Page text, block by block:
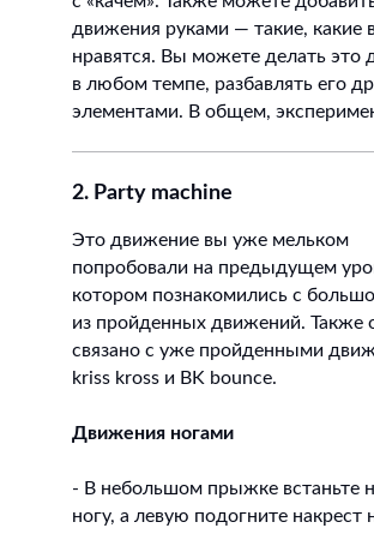
движения руками — такие, какие
нравятся. Вы можете делать это
в любом темпе, разбавлять его
элементами. В общем,
2. Party machine
Это движение вы уже мельком
попробовали на предыдущем
котором познакомились с
из пройденных движений. Также
связано с уже пройденными
kriss kross и BK bounce.
Движения ногами
- В небольшом прыжке встаньте
ногу, а левую подогните накрест